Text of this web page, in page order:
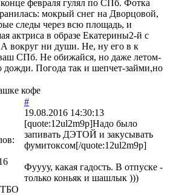
февраля гулял по СПб. Фотка
мокрый снег на Дворцовой,
следы через всю площадь, и
актриса в образе Екатерины2-й с
А вокруг ни души. Не, ну его в к
СПб. Не обижайся, но даже летом-
дожди. Погода так и шепчет-займи,но
кофе
#
19.08.2016 14:30:13
[quote:12ul2m9p]Надо было
запивать ДЭТОЙ и закусывать
фумитоксом[/quote:12ul2m9p]
Фуууу, какая гадость. В отпуске -
только коньяк и шашлык )))
ТБО